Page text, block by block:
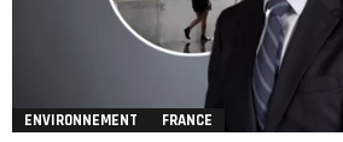
ENVIRONNEMENT FRANCE